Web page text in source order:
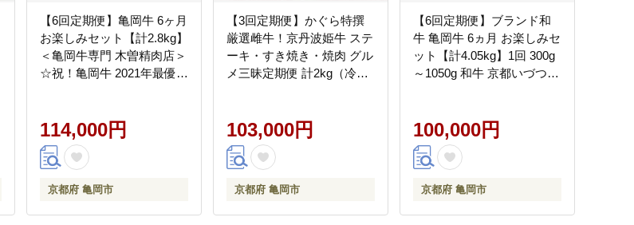
【6回定期便】亀岡牛 6ヶ月
お楽しみセット【計2.8kg】
＜亀岡牛専門 木曽精肉店＞
☆祝！亀岡牛 2021年最優秀
114,000円
京都府 亀岡市
【3回定期便】かぐら特撰
厳選雌牛！京丹波姫牛 ステ
ーキ・すき焼き・焼肉 グル
メ三昧定期便 計2kg（冷
103,000円
京都府 亀岡市
【6回定期便】ブランド和
牛 亀岡牛 6ヵ月 お楽しみセ
ット【計4.05kg】1回 300g
～1050g 和牛 京都いづつ屋
和牛 黒毛和牛 手ごねハン
バーグ すき焼き 牛肉 冷凍
丹波産 ふるさと納税 牛肉
100,000円
京都府 亀岡市